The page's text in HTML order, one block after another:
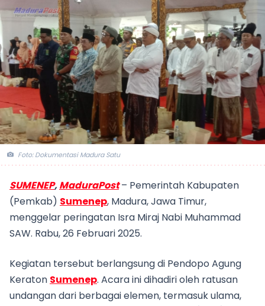
Foto: Dokumentasi Madura Satu
SUMENEP,MaduraPost– Pemerintah Kabupaten
(Pemkab) Sumenep, Madura, Jawa Timur,
menggelar peringatan Isra Miraj Nabi Muhammad
SAW. Rabu, 26 Februari 2025.
Kegiatan tersebut berlangsung di Pendopo Agung
Keraton Sumenep. Acara ini dihadiri oleh ratusan
undangan dari berbagai elemen, termasuk ulama,